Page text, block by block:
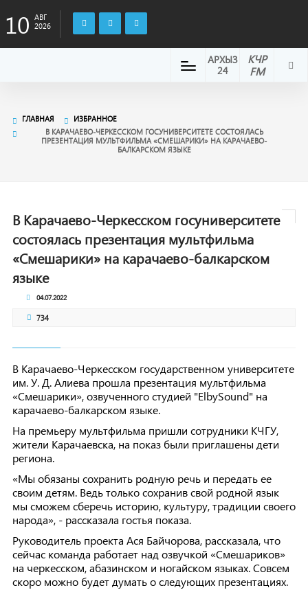
10
АВГ
2026
КЧР
FM
АРХЫЗ
24
ГЛАВНАЯ
ИЗБРАННОЕ
В КАРАЧАЕВО-ЧЕРКЕССКОМ ГОСУНИВЕРСИТЕТЕ СОСТОЯЛАСЬ
ПРЕЗЕНТАЦИЯ МУЛЬТФИЛЬМА «СМЕШАРИКИ» НА КАРАЧАЕВО-
БАЛКАРСКОМ ЯЗЫКЕ
В Карачаево-Черкесском госуниверситете
состоялась презентация мультфильма
«Смешарики» на карачаево-балкарском
языке
04.07.2022
734
В Карачаево-Черкесском государственном университете
им. У. Д. Алиева прошла презентация мультфильма
«Смешарики», озвученного студией "ElbySound" на
карачаево-балкарском языке.
На премьеру мультфильма пришли сотрудники КЧГУ,
жители Карачаевска, на показ были приглашены дети
региона.
«Мы обязаны сохранить родную речь и передать ее
своим детям. Ведь только сохранив свой родной язык
мы сможем сберечь историю, культуру, традиции своего
народа», - рассказала гостья показа.
Руководитель проекта Ася Байчорова, рассказала, что
сейчас команда работает над озвучкой «Смешариков»
на черкесском, абазинском и ногайском языках. Совсем
скоро можно будет думать о следующих презентациях.